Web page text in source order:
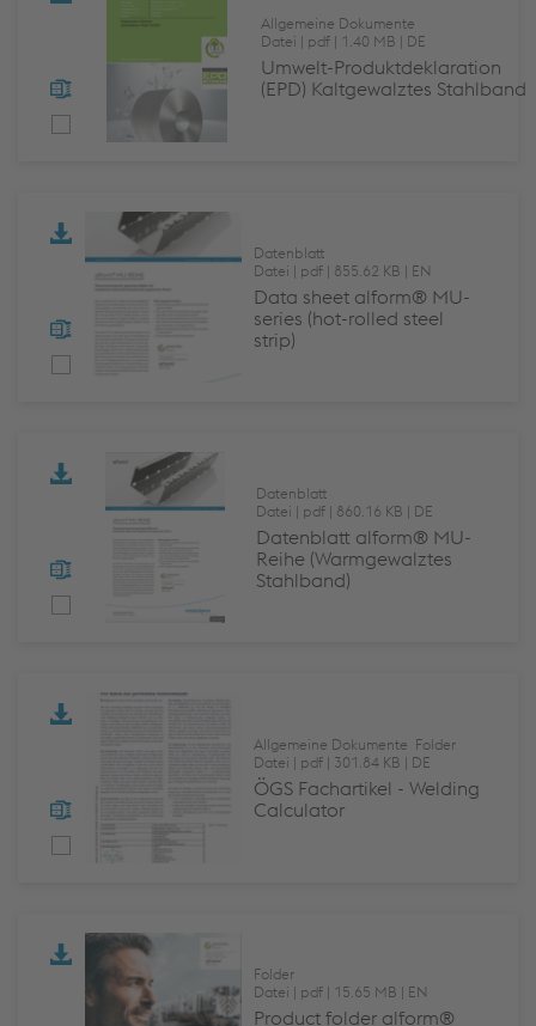
Allgemeine Dokumente
Datei
pdf 1.40 MB DE
Umwelt-Produktdeklaration
(EPD) Kaltgewalztes Stahlband
Datenblatt
Datei
pdf 855.62 KB EN
Data sheet alform® MU-
series (hot-rolled steel
strip)
Datenblatt
Datei
pdf 860.16 KB DE
Datenblatt alform® MU-
Reihe (Warmgewalztes
Stahlband)
Allgemeine Dokumente Folder
Datei
pdf 301.84 KB DE
ÖGS Fachartikel - Welding
Calculator
Folder
Datei
pdf 15.65 MB EN
Product folder alform®